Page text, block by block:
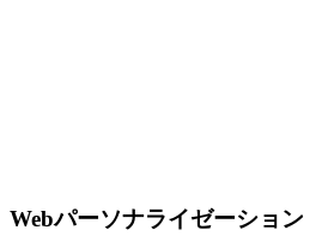
Webパーソナライゼーション